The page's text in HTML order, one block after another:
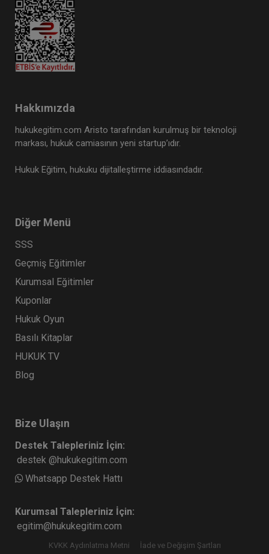
Hakkımızda
hukukegitim.com Aristo tarafından kurulmuş bir teknoloji
markası, hukuk camiasının yeni startup’ıdır.
Hukuk Eğitim, hukuku dijitalleştirme iddiasındadır.
Diğer Menü
SSS
Geçmiş Eğitimler
Kurumsal Eğitimler
Kuponlar
Hukuk Oyun
Basılı Kitaplar
HUKUK TV
Blog
Bize Ulaşın
Destek Talepleriniz İçin:
destek @hukukegitim.com
Whatsapp Destek Hattı
Kurumsal Talepleriniz İçin:
egitim@hukukegitim.com
KVKK Aydınlatma Metni İade ve Değişim Şartları